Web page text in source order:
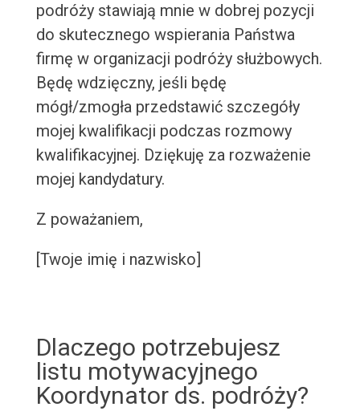
podróży stawiają mnie w dobrej pozycji
do skutecznego wspierania Państwa
firmę w organizacji podróży służbowych.
Będę wdzięczny, jeśli będę
mógł/zmogła przedstawić szczegóły
mojej kwalifikacji podczas rozmowy
kwalifikacyjnej. Dziękuję za rozważenie
mojej kandydatury.
Z poważaniem,
[Twoje imię i nazwisko]
Dlaczego potrzebujesz
listu motywacyjnego
Koordynator ds. podróży?